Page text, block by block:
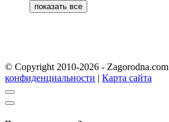
© Copyright 2010-2026 - Zagorodna.com
конфиденциальности | Карта сайта